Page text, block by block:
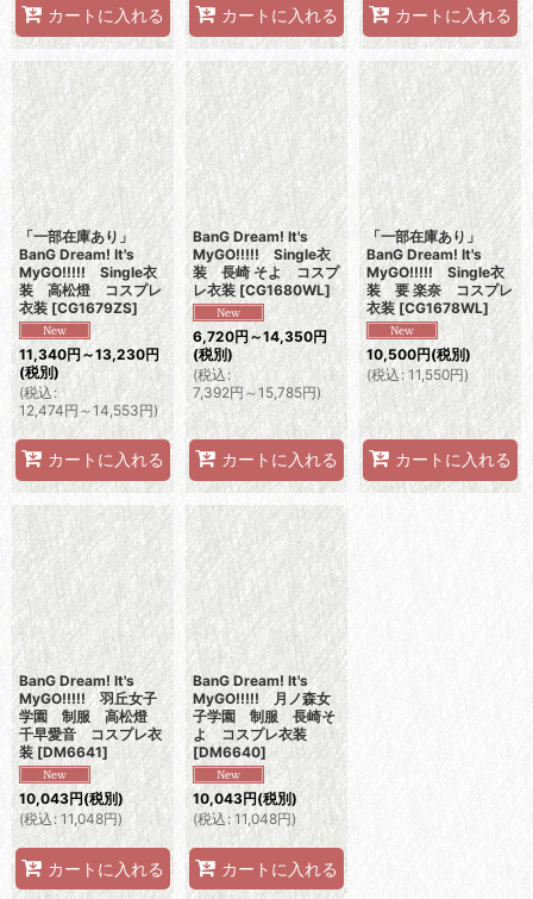
カートに入れる カートに入れる カートに入れる
「一部在庫あり」
BanG Dream! It's
MyGO!!!!! Single衣
装 高松燈 コスプレ
衣装 [CG1679ZS]
11,340円～13,230円
(税別)
(税込 :
12,474円～14,553円)
カートに入れる
BanG Dream! It's
MyGO!!!!! Single衣
装 長崎 そよ コスプ
レ衣装 [CG1680WL]
6,720円～14,350円
(税別)
(税込:
7,392円～15,785円)
カートに入れる
「一部在庫あり」
BanG Dream! It's
MyGO!!!!! Single衣
装 要 楽奈 コスプレ
衣装 [CG1678WL]
10,500円(税別)
(税込: 11,550円)
カートに入れる
BanG Dream! It's
MyGO!!!!! 羽丘女子
学園 制服 高松燈
千早愛音 コスプレ衣
装 [DM6641]
10,043円(税別)
(税込: 11,048円)
カートに入れる
BanG Dream! It's
MyGO!!!!! 月ノ森女
子学園 制服 長崎そ
よ コスプレ衣装
[DM6640]
10,043円(税別)
(税込: 11,048円)
カートに入れる